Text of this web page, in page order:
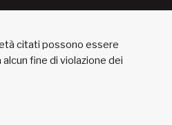
citati possono essere
fine di violazione dei